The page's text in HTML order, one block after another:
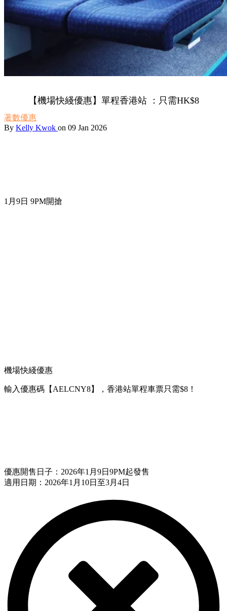
【機場快綫優惠】單程香港站 ：只需HK$8
著數優惠
By Kelly Kwok on 09 Jan 2026
1月9日 9PM開搶
機場快綫優惠
輸入優惠碼【AELCNY8】，香港站單程車票只需$8！
優惠開售日子：2026年1月9日9PM起發售
適用日期：2026年1月10日至3月4日